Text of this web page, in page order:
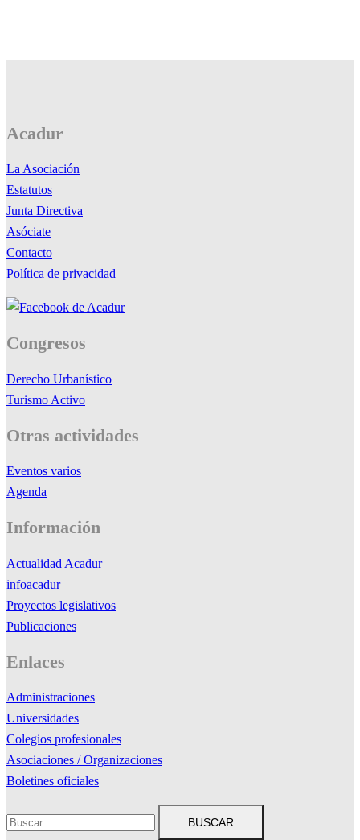
Acadur
La Asociación
Estatutos
Junta Directiva
Asóciate
Contacto
Política de privacidad
Congresos
Derecho Urbanístico
Turismo Activo
Otras actividades
Eventos varios
Agenda
Información
Actualidad Acadur
infoacadur
Proyectos legislativos
Publicaciones
Enlaces
Administraciones
Universidades
Colegios profesionales
Asociaciones / Organizaciones
Boletines oficiales
Buscar: